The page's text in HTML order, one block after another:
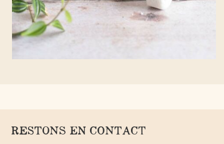
RESTONS EN CONTACT